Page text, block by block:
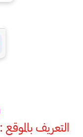
التعريف بالموقع :